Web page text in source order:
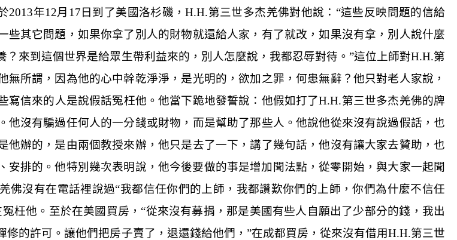
2013年12月 17日到了美國洛杉磯，H.H.第三世多杰羌佛對他說： “這些反映問題的信給
些其它問題，如果你拿了別人的財物就還給人家，有了就改，如果沒有拿，別人說什麼
來到這個世界是給眾生帶利益來的，別人怎麼說，我都忍辱對待。 ”這位上師對H.H.第
無所謂，因為他的心中幹乾淨淨，是光明的，欲加之罪，何患無辭？他只對老人家說，
寫信來的人是說假話冤枉他。他當下跪地發誓說：他假如打了H.H.第三世多杰羌佛的牌
他沒有騙過任何人的一分錢或財物，而是幫助了那些人。他說他從來沒有說過假話，也
他辦的，是由兩個教授來辦，他只是去了一下，講了幾句話，他沒有讓大家去贊助，也
安排的。他特別幾次表明說，他今後要做的事是增加聞法點，從零開始，與大家一起聞
佛沒有在電話裡說過“我都信任你們的上師，我都讚歎你們的上師，你們為什麼不信任
枉他。至於在美國買房， “從來沒有募捐，那是美國有些人自願出了少部分的錢，我出
的許可。讓他們把房子賣了，退還錢給他們， ”在成都買房，從來沒有借用H.H.第三世